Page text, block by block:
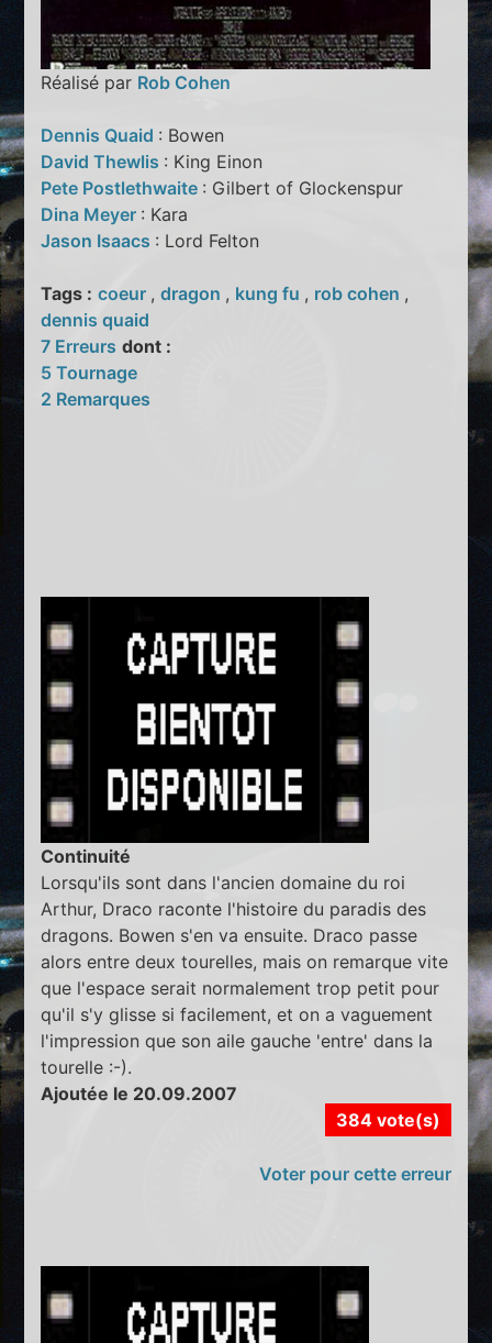
Réalisé par Rob Cohen
Dennis Quaid : Bowen
David Thewlis : King Einon
Pete Postlethwaite : Gilbert of Glockenspur
Dina Meyer : Kara
Jason Isaacs : Lord Felton
Tags : coeur ,dragon , kung fu , rob cohen ,
dennis quaid
7 Erreurs dont :
5 Tournage
2 Remarques
Continuité
Lorsqu'ils sont dans l'ancien domaine du roi
Arthur, Draco raconte l'histoire du paradis des
dragons. Bowen s'en va ensuite. Draco passe
alors entre deux tourelles, mais on remarque vite
que l'espace serait normalement trop petit pour
qu'il s'y glisse si facilement, et on a vaguement
l'impression que son aile gauche 'entre' dans la
tourelle :-).
Ajoutée le 20.09.2007
384 vote(s)
Voter pour cette erreur